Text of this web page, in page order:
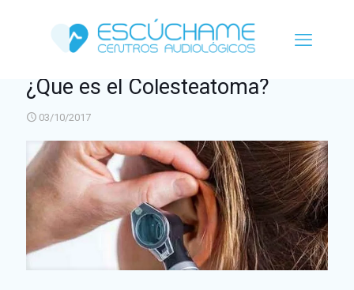
¿Que es el Colesteatoma?
03/10/2017